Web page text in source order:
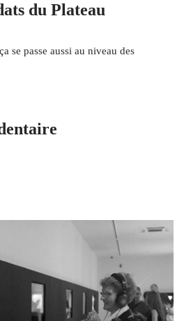
du Plateau
se passe aussi au niveau des